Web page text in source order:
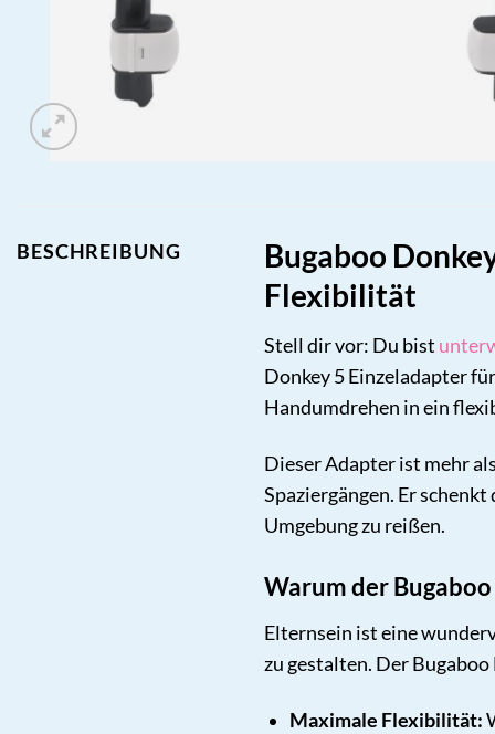
BESCHREIBUNG
Bugaboo
Flexibilität
Stell dir vor: Du bist
Donkey 5 Einzeladapter
Handumdrehen in ein
Dieser Adapter ist mehr
Spaziergängen. Er
Umgebung zu reißen.
Warum der
Elternsein ist eine
zu gestalten. Der
Maximale Flexibilität: